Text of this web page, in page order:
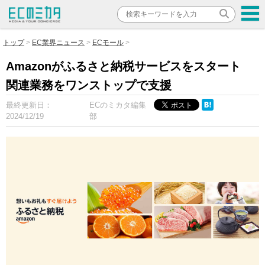
トップ EC業界ニュース ECモール
Amazonがふるさと納税サービスをスタート
関連業務をワンストップで支援
最終更新日：
2024/12/19
ECのミカタ編集
部